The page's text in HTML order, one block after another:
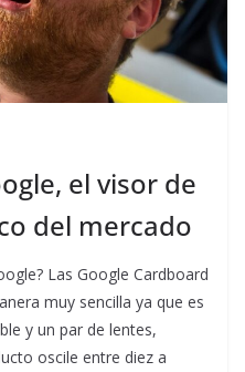
el visor de
del mercado
Las Google Cardboard
muy sencilla ya que es
y un par de lentes,
oscile entre diez a